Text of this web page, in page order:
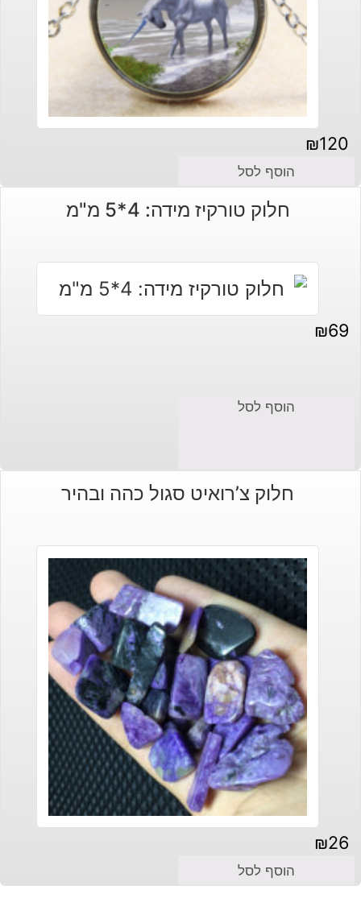
₪120
הוסף לסל
חלוק טורקיז מידה: 4*5 מ"מ
₪69
הוסף לסל
חלוק צ’רואיט סגול כהה ובהיר
₪26
הוסף לסל